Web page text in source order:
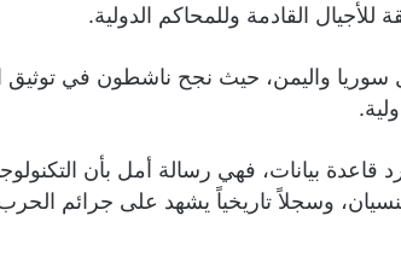
القادمة وللمحاكم الدولية.
واليمن، حيث نجح ناشطون في توثيق
قاعدة بيانات، فهي رسالة أمل بأن
وسجلاً تاريخياً يشهد على جرائم الحرب،